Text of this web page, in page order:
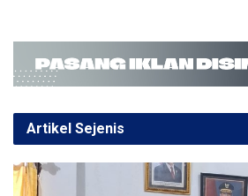
ce
b
o
o
k
tt
er
at
s
A
p
p
e
gr
a
m
ail ar
e
Artikel Sejenis